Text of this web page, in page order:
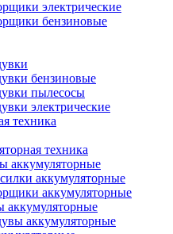
электрические
бензиновые
бензиновые
пылесосы
электрические
техника
техника
аккумуляторные
аккумуляторные
аккумуляторные
аккумуляторные
аккумуляторные